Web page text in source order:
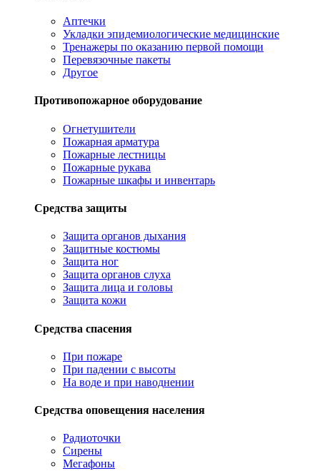
Аптечки
Укладки эпидемиологические медицинские
Тренажеры по оказанию первой помощи
Перевязочные пакеты
Другое
Противопожарное оборудование
Огнетушители
Пожарная арматура
Пожарные лестницы
Пожарные рукава
Пожарные шкафы и инвентарь
Средства защиты
Защита органов дыхания
Защитные костюмы
Защита ног
Защита органов слуха
Защита лица и головы
Защита кожи
Средства спасения
При пожаре
При падении с высоты
На воде и при наводнении
Средства оповещения населения
Радиоточки
Сирены
Мегафоны